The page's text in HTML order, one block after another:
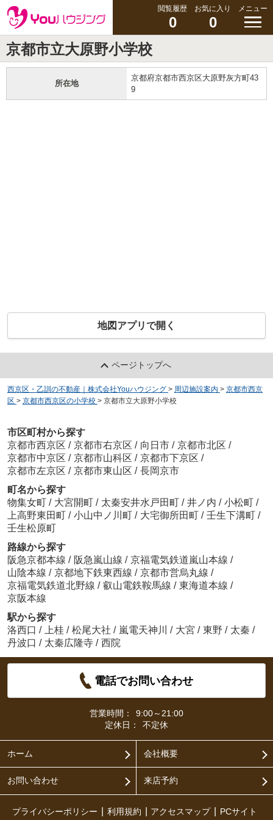
閲覧履歴
0
お気に入り
0
メニュー
京都市立大原野小学校
所在地
京都府京都市西京区大原野灰方町43
9
地図アプリで開く
ページトップへ
西京区・乙訓の不動産｜株式会社Youハウジング > 周辺施設案内 > 京都市西京
区 > 京都市西京区の小学校 > 京都市立大原野小学校
市区町村から探す
京都市西京区 / 京都市右京区 / 向日市 / 京都市北区 /
京都市中京区 / 京都市山科区 / 京都市下京区 /
京都市左京区 / 京都市東山区 / 長岡京市
町名から探す
物集女町 / 大宮開町 / 太秦安井水戸田町 / 井ノ内 / 小松町 /
上高野東田町 / 小山中ノ川町 / 大宅御所田町 / 壬生下溝町 /
壬生松原町
路線から探す
阪急京都本線 / 阪急嵐山線 / 京福電気鉄道嵐山本線 /
山陰本線 / 京都地下鉄東西線 / 京都市営烏丸線 /
京福電気鉄道北野線 / 叡山電鉄鞍馬線 / 東海道本線 /
京阪本線
駅から探す
洛西口 / 上桂 / 松尾大社 / 嵐電天神川 / 大宮 / 東野 / 太秦 /
丹波口 / 太秦広隆寺 / 西院
電話でお問い合わせ
営業時間：
9:00～21:00
定休日：
不定休
ホーム 会社概要
お問い合わせ 来店予約
プライバシーポリシー 利用規約 アクセスマップ
PCサイト